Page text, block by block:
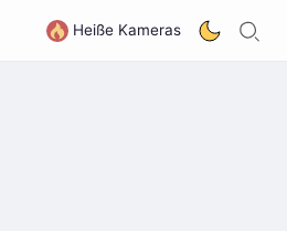
Heiße Kameras